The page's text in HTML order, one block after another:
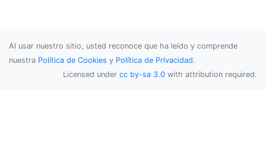
Al usar nuestro sitio, usted reconoce que ha leído y comprende
nuestra Política de Cookies y Política de Privacidad.
Licensed under cc by-sa 3.0 with attribution required.